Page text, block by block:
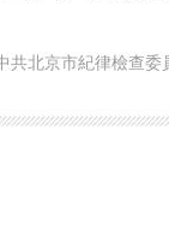
共北京市紀律檢查委